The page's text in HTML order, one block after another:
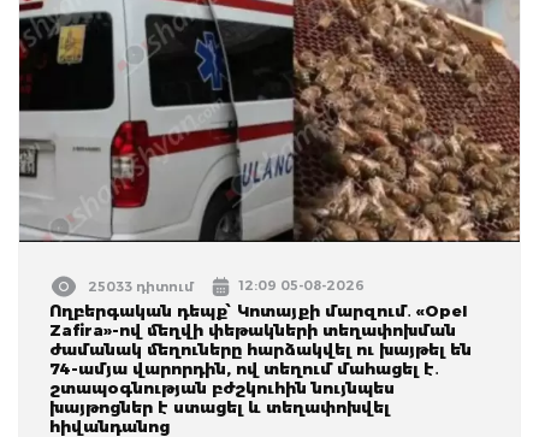
25033 դիտում 12:09 05-08-2026
Ողբերգական դեպք՝ Կոտայքի մարզում․ «Opel
Zafira»-ով մեղվի փեթակների տեղափոխման
ժամանակ մեղուները հարձակվել ու խայթել են
74-ամյա վարորդին, ով տեղում մահացել է․
շտապօգնության բժշկուհին նույնպես
խայթոցներ է ստացել և տեղափոխվել
հիվանդանոց